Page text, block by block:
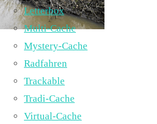
Letterbox
Multi-Cache
Mystery-Cache
Radfahren
Trackable
Tradi-Cache
Virtual-Cache